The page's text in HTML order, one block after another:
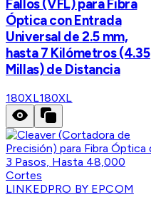
Fallos (VFL) para Fibra
Óptica con Entrada
Universal de 2.5 mm,
hasta 7 Kilómetros (4.35
Millas) de Distancia
180XL180XL
LINKEDPRO BY EPCOM